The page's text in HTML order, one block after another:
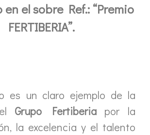
el sobre Ref.: “Premio
FERTIBERIA”.
es un claro ejemplo de la
Grupo Fertiberiapor la
la excelencia y el talento